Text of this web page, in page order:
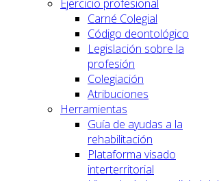
Ejercicio profesional
Carné Colegial
Código deontológico
Legislación sobre la
profesión
Colegiación
Atribuciones
Herramientas
Guía de ayudas a la
rehabilitación
Plataforma visado
interterritorial